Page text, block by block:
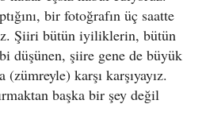
bir fotoğrafın üç saatte
Şiiri bütün iyiliklerin, bütün
düşünen, şiire gene de büyük
karşı karşıyayız.
başka bir şey değil